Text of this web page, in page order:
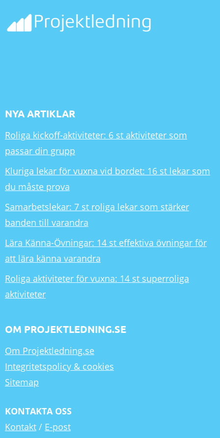
NYA ARTIKLAR
Roliga kickoff-aktiviteter: 6 st aktiviteter som
passar din grupp
Kluriga lekar för vuxna vid bordet: 16 st lekar som
du måste prova
Samarbetslekar: 7 st roliga lekar som stärker
banden till varandra
Lära Känna-Övningar: 14 st effektiva övningar för
att lära känna varandra
Roliga aktiviteter för vuxna: 14 st superroliga
aktiviteter
OM PROJEKTLEDNING.SE
Om Projektledning.se
Integritetspolicy & cookies
Sitemap
KONTAKTA OSS
Kontakt / E-post